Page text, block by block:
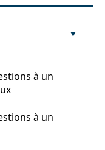
à un
à un